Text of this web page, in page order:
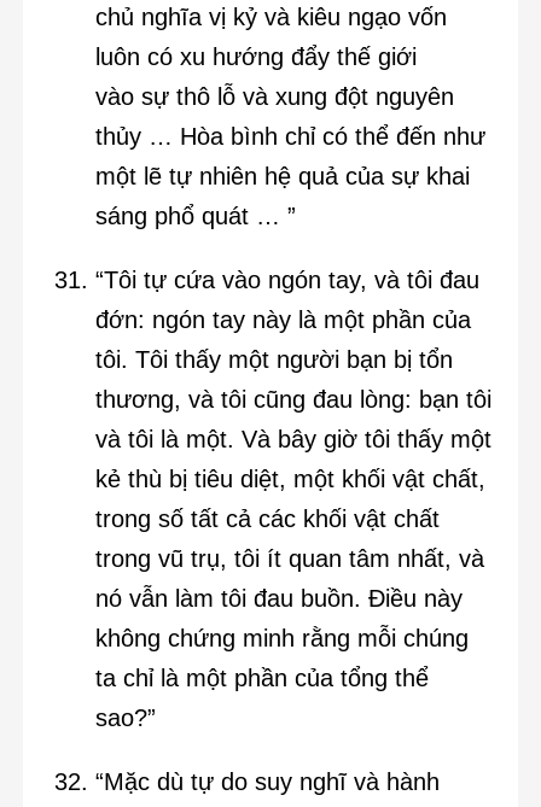
chủ nghĩa vị kỷ và kiêu ngạo vốn
luôn có xu hướng đẩy thế giới
vào sự thô lỗ và xung đột nguyên
thủy … Hòa bình chỉ có thể đến như
một lẽ tự nhiên hệ quả của sự khai
sáng phổ quát … ”
“Tôi tự cứa vào ngón tay, và tôi đau
đớn: ngón tay này là một phần của
tôi. Tôi thấy một người bạn bị tổn
thương, và tôi cũng đau lòng: bạn tôi
và tôi là một. Và bây giờ tôi thấy một
kẻ thù bị tiêu diệt, một khối vật chất,
trong số tất cả các khối vật chất
trong vũ trụ, tôi ít quan tâm nhất, và
nó vẫn làm tôi đau buồn. Điều này
không chứng minh rằng mỗi chúng
ta chỉ là một phần của tổng thể
sao?”
“Mặc dù tự do suy nghĩ và hành